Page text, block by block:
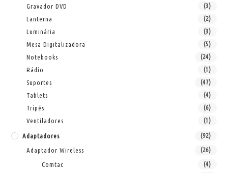
Gravador DVD (3)
Lanterna (2)
Luminária (3)
Mesa Digitalizadora (5)
Notebooks (24)
Rádio (1)
Suportes (47)
Tablets (4)
Tripés (6)
Ventiladores (1)
Adaptadores (92)
Adaptador Wireless (26)
Comtac (4)